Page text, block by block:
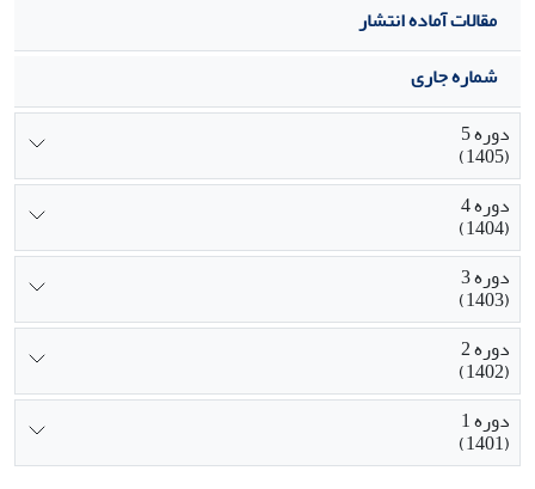
مقالات آماده انتشار
شماره جاری
دوره 5
(1405)
دوره 4
(1404)
دوره 3
(1403)
دوره 2
(1402)
دوره 1
(1401)